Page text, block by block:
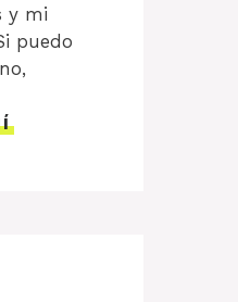
y mi
puedo